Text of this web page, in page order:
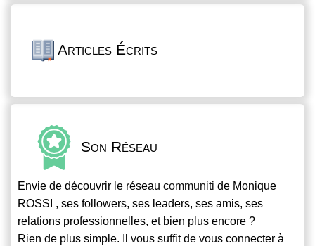
Articles Écrits
Son Réseau
Envie de découvrir le réseau communiti de Monique
ROSSI , ses followers, ses leaders, ses amis, ses
relations professionnelles, et bien plus encore ?
Rien de plus simple. Il vous suffit de vous connecter à